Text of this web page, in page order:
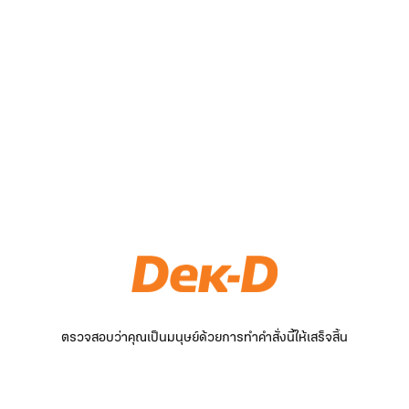
ตรวจสอบว่าคุณเป็นมนุษย์ด้วยการทำคำสั่งนี้ให้เสร็จสิ้น